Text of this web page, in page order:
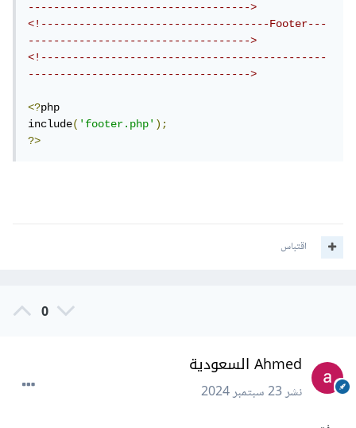
----------------------------------->
<!------------------------------------Footer---
----------------------------------->
<!---------------------------------------------
----------------------------------->
<?php
include('footer.php');
?>
اقتباس
0
Ahmed السعودية
نشر23 سبتمبر 2024